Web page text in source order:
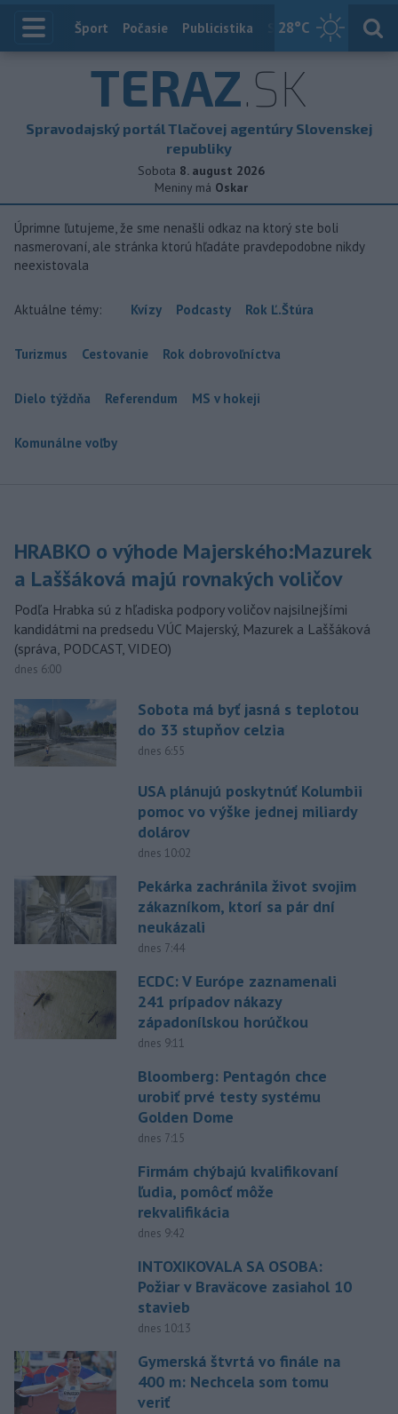
28°C
Index
Šport Počasie Publicistika Slovensko
TERAZ.SK
Spravodajský portál Tlačovej agentúry Slovenskej
republiky
Sobota 8. august 2026
Meniny má Oskar
Úprimne ľutujeme, že sme nenašli odkaz na ktorý ste boli
nasmerovaní, ale stránka ktorú hľadáte pravdepodobne nikdy
neexistovala
Aktuálne témy: Kvízy Podcasty Rok Ľ.Štúra
Turizmus Cestovanie Rok dobrovoľníctva
Dielo týždňa Referendum MS v hokeji
Komunálne voľby
HRABKO o výhode Majerského:Mazurek
a Laššáková majú rovnakých voličov
Podľa Hrabka sú z hľadiska podpory voličov najsilnejšími
kandidátmi na predsedu VÚC Majerský, Mazurek a Laššáková
(správa, PODCAST, VIDEO)
dnes 6:00
Sobota má byť jasná s teplotou
do 33 stupňov celzia
dnes 6:55
USA plánujú poskytnúť Kolumbii
pomoc vo výške jednej miliardy
dolárov
dnes 10:02
Pekárka zachránila život svojim
zákazníkom, ktorí sa pár dní
neukázali
dnes 7:44
ECDC: V Európe zaznamenali
241 prípadov nákazy
západonílskou horúčkou
dnes 9:11
Bloomberg: Pentagón chce
urobiť prvé testy systému
Golden Dome
dnes 7:15
Firmám chýbajú kvalifikovaní
ľudia, pomôcť môže
rekvalifikácia
dnes 9:42
INTOXIKOVALA SA OSOBA:
Požiar v Braväcove zasiahol 10
stavieb
dnes 10:13
Gymerská štvrtá vo finále na
400 m: Nechcela som tomu
veriť